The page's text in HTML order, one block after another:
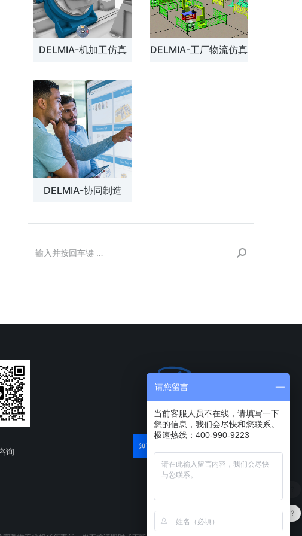
DELMIA-机加工仿真 DELMIA-工厂物流仿真
DELMIA-协同制造
询
软件有折扣吗？
请您留言
当前客服人员不在线，请填写一下
您的信息，我们会尽快和您联系。
极速热线：400-990-9223